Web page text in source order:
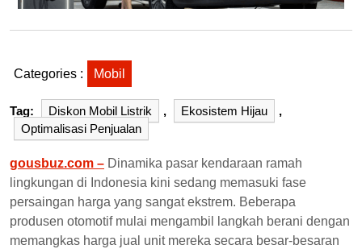
Categories : Mobil
Tag: Diskon Mobil Listrik , Ekosistem Hijau
,
Optimalisasi Penjualan
gousbuz.com – Dinamika pasar kendaraan ramah
lingkungan di Indonesia kini sedang memasuki fase
persaingan harga yang sangat ekstrem. Beberapa
produsen otomotif mulai mengambil langkah berani dengan
memangkas harga jual unit mereka secara besar-besaran